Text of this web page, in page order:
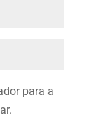
para a